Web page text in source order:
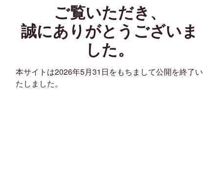
ご覧いただき、
誠にありがとうございま
した。
本サイトは2026年5月31日をもちまして公開を終了い
たしました。